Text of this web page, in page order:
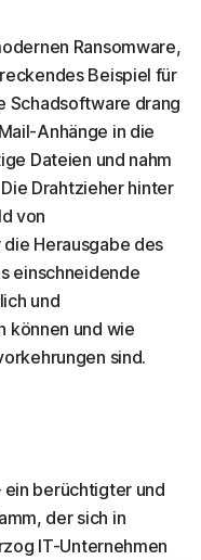
Ransomware,
Beispiel für
Schadsoftware drang
Anhänge in die
Dateien und nahm
Drahtzieher hinter
von
Herausgabe des
einschneidende
und
können und wie
sind.
berüchtigter und
der sich in
IT-Unternehmen